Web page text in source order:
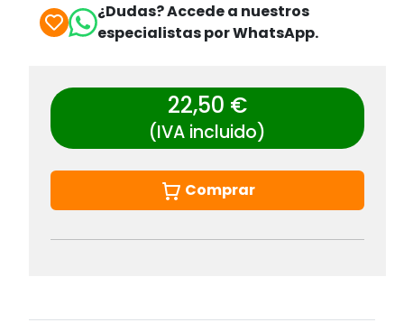
¿Dudas? Accede a nuestros
especialistas por WhatsApp.
22,50 €
(IVA incluido)
Comprar